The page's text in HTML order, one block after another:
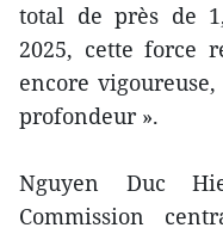
total de près de
2025, cette force
encore
profondeur ».
Nguyen Duc
Commission